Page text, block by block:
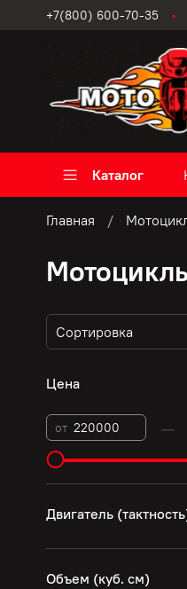
+7(800) 600-70-35
Каталог
Главная
Цена
от —
Двигатель
Объем (куб. см)